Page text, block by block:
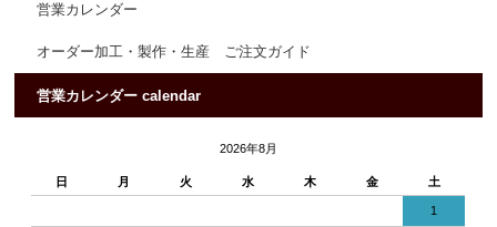
営業カレンダー
オーダー加工・製作・生産 ご注文ガイド
営業カレンダー calendar
2026年8月
日 月 火 水 木 金 土
1